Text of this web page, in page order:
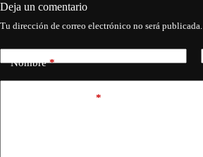
Deja un comentario
Tu dirección de correo electrónico no será publicada.
Nombre*
*